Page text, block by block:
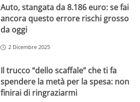
Auto, stangata da 8.186 euro: se fai
ancora questo errore rischi grosso
da oggi
2 Dicembre 2025
Il trucco “dello scaffale” che ti fa
spendere la metà per la spesa: non
finirai di ringraziarmi